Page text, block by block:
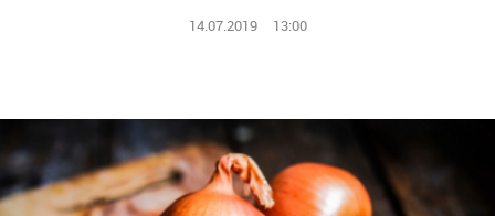
14.07.2019 13:00